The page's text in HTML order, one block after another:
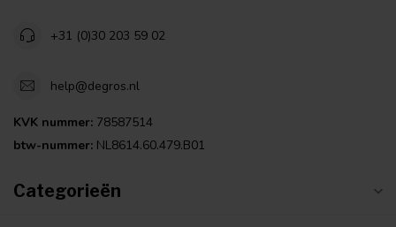
+31 (0)30 203 59 02
help@degros.nl
KVK nummer: 78587514
btw-nummer: NL8614.60.479.B01
Categorieën